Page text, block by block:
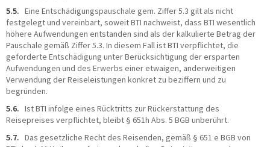
5.5. Eine Entschädigungspauschale gem. Ziffer 5.3 gilt als nicht
festgelegt und vereinbart, soweit BTI nachweist, dass BTI wesentlich
höhere Aufwendungen entstanden sind als der kalkulierte Betrag der
Pauschale gemäß Ziffer 5.3. In diesem Fall ist BTI verpflichtet, die
geforderte Entschädigung unter Berücksichtigung der ersparten
Aufwendungen und des Erwerbs einer etwaigen, anderweitigen
Verwendung der Reiseleistungen konkret zu beziffern und zu
begründen.
5.6. Ist BTI infolge eines Rücktritts zur Rückerstattung des
Reisepreises verpflichtet, bleibt § 651h Abs. 5 BGB unberührt.
5.7. Das gesetzliche Recht des Reisenden, gemäß § 651 e BGB von